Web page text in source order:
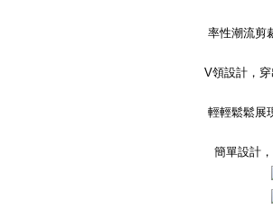
率性潮流剪
V領設計，
輕輕鬆鬆展
簡單設計